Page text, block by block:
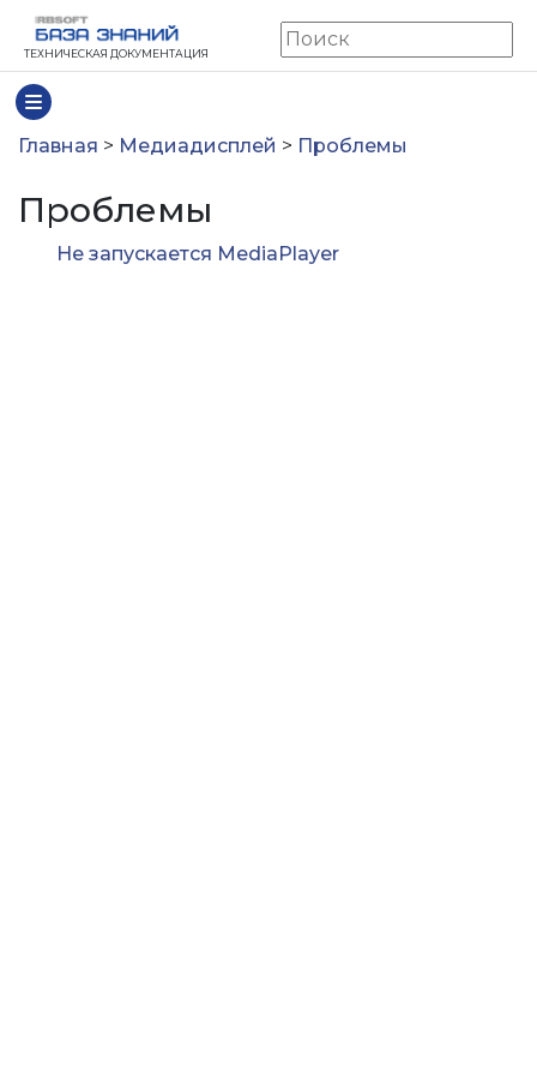
ТЕХНИЧЕСКАЯ ДОКУМЕНТАЦИЯ
Главная > Медиадисплей > Проблемы
Проблемы
Не запускается MediaPlayer